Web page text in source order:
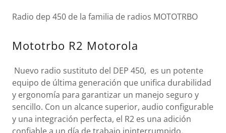
Radio dep 450 de la familia de radios MOTOTRBO
Mototrbo R2 Motorola
Nuevo radio sustituto del DEP 450, es un potente
equipo de última generación que unifica durabilidad
y ergonomía para garantizar un manejo seguro y
sencillo. Con un alcance superior, audio configurable
y una integración perfecta, el R2 es una adición